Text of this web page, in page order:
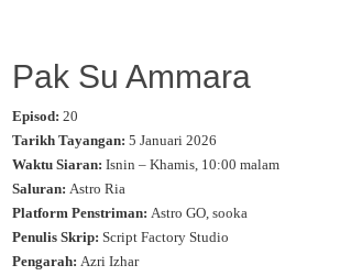
Pak Su Ammara
Episod: 20
Tarikh Tayangan: 5 Januari 2026
Waktu Siaran: Isnin – Khamis, 10:00 malam
Saluran: Astro Ria
Platform Penstriman: Astro GO, sooka
Penulis Skrip: Script Factory Studio
Pengarah: Azri Izhar